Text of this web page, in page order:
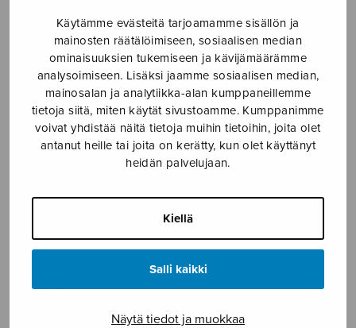
Käytämme evästeitä tarjoamamme sisällön ja
mainosten räätälöimiseen, sosiaalisen median
ominaisuuksien tukemiseen ja kävijämäärämme
analysoimiseen. Lisäksi jaamme sosiaalisen median,
mainosalan ja analytiikka-alan kumppaneillemme
tietoja siitä, miten käytät sivustoamme. Kumppanimme
voivat yhdistää näitä tietoja muihin tietoihin, joita olet
antanut heille tai joita on kerätty, kun olet käyttänyt
heidän palvelujaan.
Kiellä
Salli kaikki
Näytä tiedot ja muokkaa
Wessman Harri
5,25€